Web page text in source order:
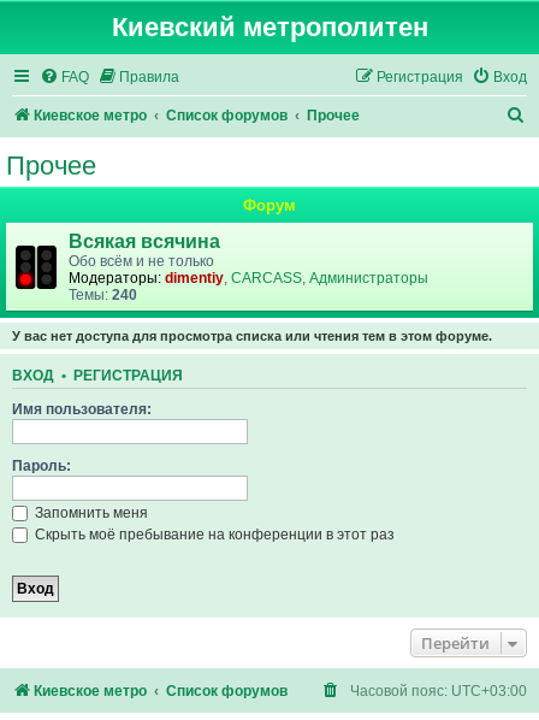
Киевский метрополитен
FAQ Правила Вход
Регистрация
Киевское метро Список форумов Прочее
Прочее
Форум
Всякая всячина
Обо всём и не только
Модераторы: dimentiy, CARCASS, Администраторы
Темы: 240
У вас нет доступа для просмотра списка или чтения тем в этом форуме.
ВХОД • РЕГИСТРАЦИЯ
Имя пользователя:
Пароль:
Запомнить меня
Скрыть моё пребывание на конференции в этот раз
Перейти
Киевское метро Список форумов Часовой пояс: UTC+03:00